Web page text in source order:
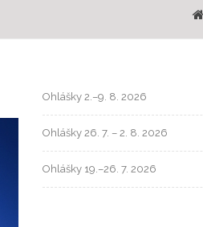
Ohlášky 2.–9. 8. 2026
Ohlášky 26. 7. – 2. 8. 2026
Ohlášky 19.–26. 7. 2026